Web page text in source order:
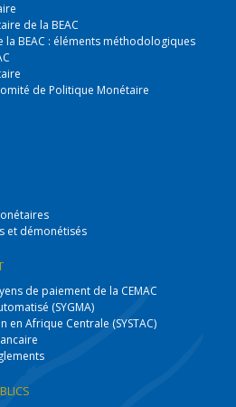
de la BEAC
BEAC : éléments méthodologiques
de Politique Monétaire
et démonétisés
de paiement de la CEMAC
(SYGMA)
en Afrique Centrale (SYSTAC)